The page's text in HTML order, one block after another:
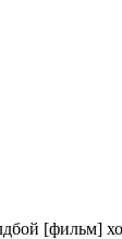
[фильм]